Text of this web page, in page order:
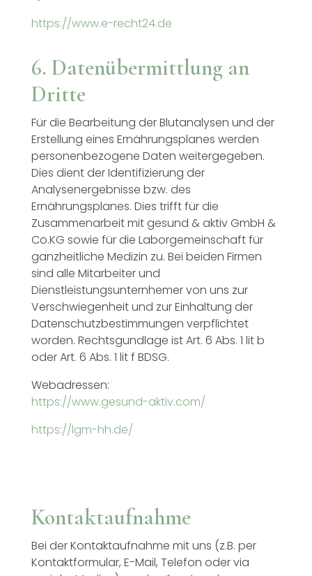
https://www.e-recht24.de
6. Datenübermittlung an
Dritte
Für die Bearbeitung der Blutanalysen und der
Erstellung eines Ernährungsplanes werden
personenbezogene Daten weitergegeben.
Dies dient der Identifizierung der
Analysenergebnisse bzw. des
Ernährungsplanes. Dies trifft für die
Zusammenarbeit mit gesund & aktiv GmbH &
Co.KG sowie für die Laborgemeinschaft für
ganzheitliche Medizin zu. Bei beiden Firmen
sind alle Mitarbeiter und
Dienstleistungsunternhemer von uns zur
Verschwiegenheit und zur Einhaltung der
Datenschutzbestimmungen verpflichtet
worden. Rechtsgundlage ist Art. 6 Abs. 1 lit b
oder Art. 6 Abs. 1 lit f BDSG.
Webadressen:
https://www.gesund-aktiv.com/
https://lgm-hh.de/
Kontaktaufnahme
Bei der Kontaktaufnahme mit uns (z.B. per
Kontaktformular, E-Mail, Telefon oder via